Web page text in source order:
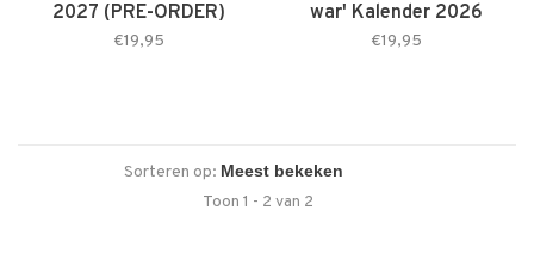
2027 (PRE-ORDER)
€19,95
war' Kalender 2026
€19,95
Sorteren op:
Toon 1 - 2 van 2